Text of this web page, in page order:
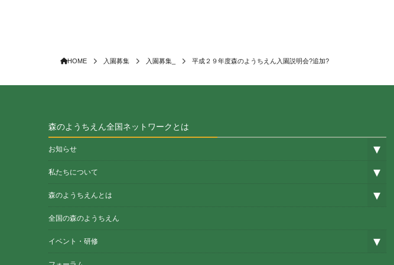
HOME 入園募集 入園募集_ 平成２９年度森のようちえん入園説明会?追加?
森のようちえん全国ネットワークとは
お知らせ
私たちについて
森のようちえんとは
全国の森のようちえん
イベント・研修